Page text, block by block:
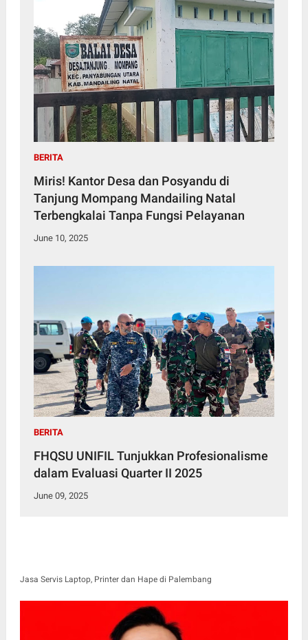
BERITA
Miris! Kantor Desa dan Posyandu di
Tanjung Mompang Mandailing Natal
Terbengkalai Tanpa Fungsi Pelayanan
June 10, 2025
BERITA
FHQSU UNIFIL Tunjukkan Profesionalisme
dalam Evaluasi Quarter II 2025
June 09, 2025
Jasa Servis Laptop, Printer dan Hape di Palembang